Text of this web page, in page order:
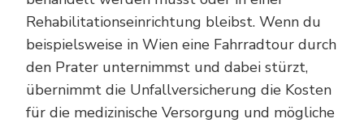
Rehabilitationseinrichtung bleibst. Wenn du
beispielsweise in Wien eine Fahrradtour durch
den Prater unternimmst und dabei stürzt,
übernimmt die Unfallversicherung die Kosten
für die medizinische Versorgung und mögliche